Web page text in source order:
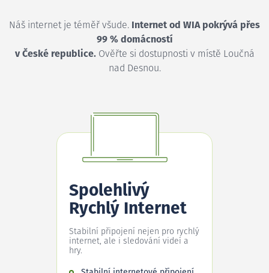
Náš internet je téměř všude. Internet od WIA pokrývá přes
99 % domácností
v České republice.Ověřte si dostupnosti v místě Loučná
nad Desnou.
Spolehlivý
Rychlý Internet
Stabilní připojení nejen pro rychlý
internet, ale i sledování videí a
hry.